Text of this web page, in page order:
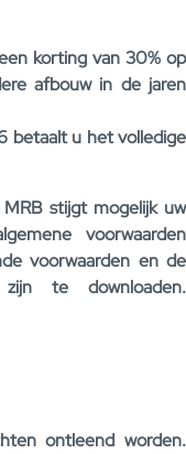
korting van 30% op
afbouw in de jaren
betaalt u het volledige
stijgt mogelijk uw
voorwaarden
voorwaarden en de
zijn te downloaden.
ontleend worden.